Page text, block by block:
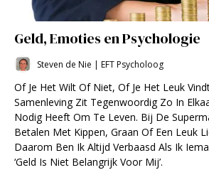
Geld, Emoties en Psychologie
Steven de Nie | EFT Psycholoog
Of Je Het Wilt Of Niet, Of Je Het Leuk
Samenleving Zit Tegenwoordig Zo In
Nodig Heeft Om Te Leven. Bij De
Betalen Met Kippen, Graan Of Een Leuk
Daarom Ben Ik Altijd Verbaasd Als Ik
‘geld Is Niet Belangrijk Voor Mij’.